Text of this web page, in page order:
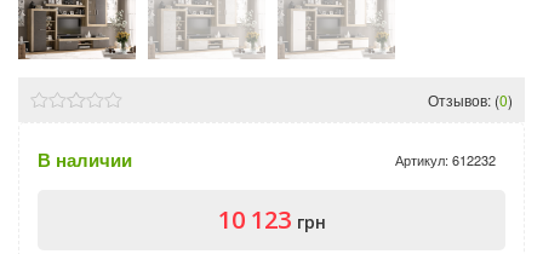
Отзывов: (0)
В наличии Артикул: 612232
10 123 грн